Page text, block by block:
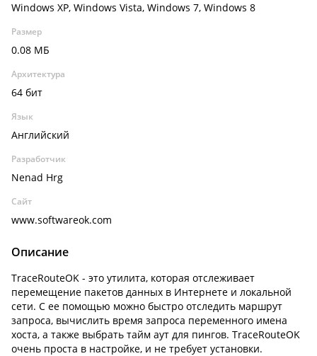
Windows XP, Windows Vista, Windows 7, Windows 8
Размер
0.08 МБ
Архитектура
64 бит
Язык
Английский
Разработчик
Nenad Hrg
Сайт
www.softwareok.com
Описание
TraceRouteOK - это утилита, которая отслеживает
перемещение пакетов данных в Интернете и локальной
сети. С ее помощью можно быстро отследить маршрут
запроса, вычислить время запроса переменного имена
хоста, а также выбрать тайм аут для пингов. TraceRouteOK
очень проста в настройке, и не требует установки.